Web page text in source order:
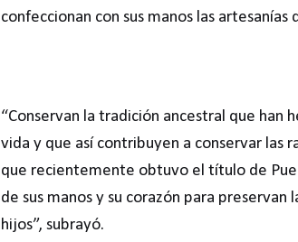
confeccionan con sus manos las
“Conservan la tradición ancestral que han
vida y que así contribuyen a conservar las
que recientemente obtuvo el título de
de sus manos y su corazón para preservan
hijos”, subrayó.